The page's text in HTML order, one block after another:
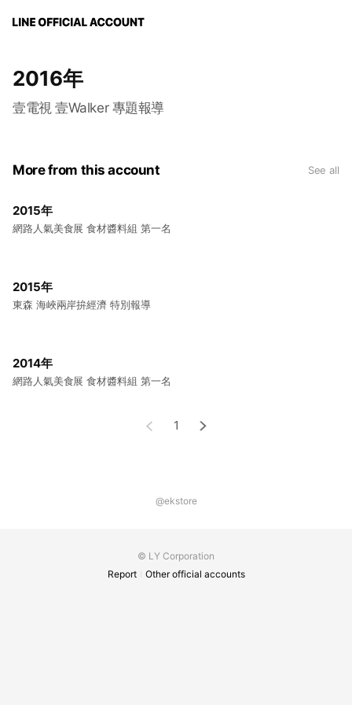
2016年
壹電視 壹Walker 專題報導
More from this account See all
2015年
網路人氣美食展 食材醬料組 第一名
2015年
東森 海峽兩岸拚經濟 特別報導
2014年
網路人氣美食展 食材醬料組 第一名
1
@ekstore
© LY Corporation
Report
Other official accounts